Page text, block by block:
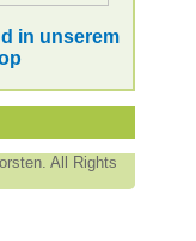
in unserem
All Rights